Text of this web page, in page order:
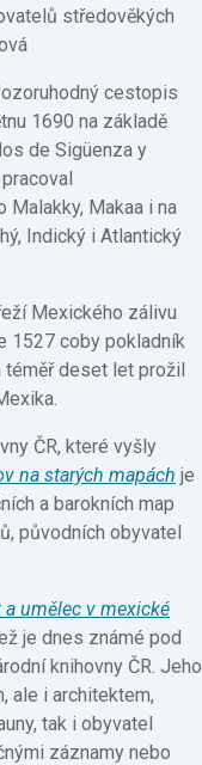
středověkých
cestopis
1690 na základě
de Sigüenza y
Makaa i na
Indický i Atlantický
Mexického zálivu
1527 coby pokladník
téměř deset let prožil
ČR, které vyšly
na starých mapách je
a barokních map
původních obyvatel
umělec v mexické
je dnes známé pod
knihovny ČR. Jeho
ale i architektem,
tak i obyvatel
záznamy nebo